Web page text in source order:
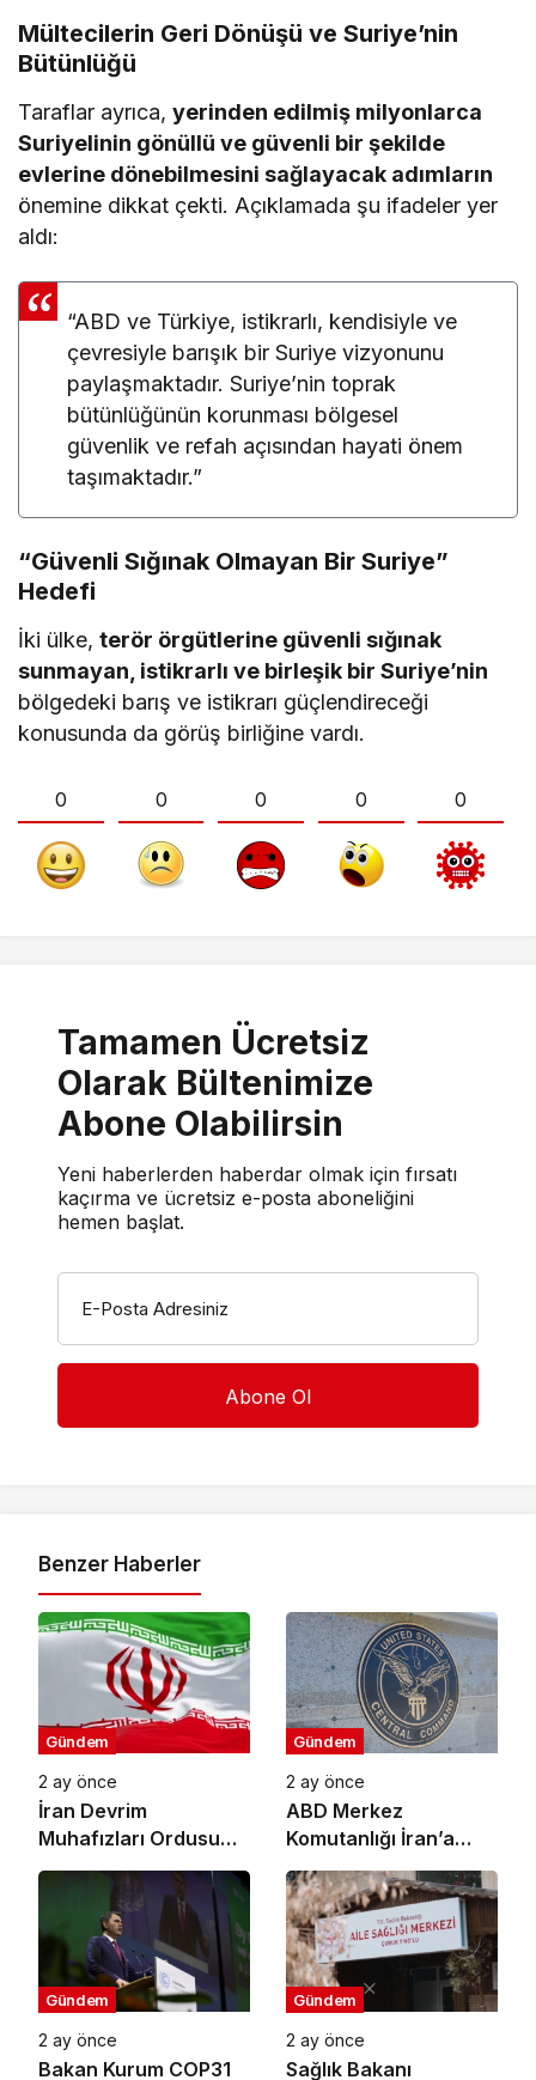
Mültecilerin Geri Dönüşü ve Suriye’nin
Bütünlüğü
Taraflar ayrıca,yerinden edilmiş milyonlarca
Suriyelinin gönüllü ve güvenli bir şekilde
evlerine dönebilmesini sağlayacak adımların
önemine dikkat çekti. Açıklamada şu ifadeler yer
aldı:
“ABD ve Türkiye, istikrarlı, kendisiyle ve
çevresiyle barışık bir Suriye vizyonunu
paylaşmaktadır. Suriye’nin toprak
bütünlüğünün korunması bölgesel
güvenlik ve refah açısından hayati önem
taşımaktadır.”
“Güvenli Sığınak Olmayan Bir Suriye”
Hedefi
İki ülke,terör örgütlerine güvenli sığınak
sunmayan, istikrarlı ve birleşik bir Suriye’nin
bölgedeki barış ve istikrarı güçlendireceği
konusunda da görüş birliğine vardı.
0 0 0 0 0
Tamamen Ücretsiz
Olarak Bültenimize
Abone Olabilirsin
Yeni haberlerden haberdar olmak için fırsatı
kaçırma ve ücretsiz e-posta aboneliğini
hemen başlat.
E-Posta Adresiniz
Benzer Haberler
Gündem
2 ay önce
İran Devrim
Muhafızları Ordusu
ABD’nin Ürdün’deki
Askeri Üssünü Vurdu
Gündem
2 ay önce
ABD Merkez
Komutanlığı İran’a
Yönelik Savunma
Amaçlı Saldırıların
Tamamlandığını
Duyurdu
Gündem
2 ay önce
Bakan Kurum COP31
Gündem
2 ay önce
Sağlık Bakanı